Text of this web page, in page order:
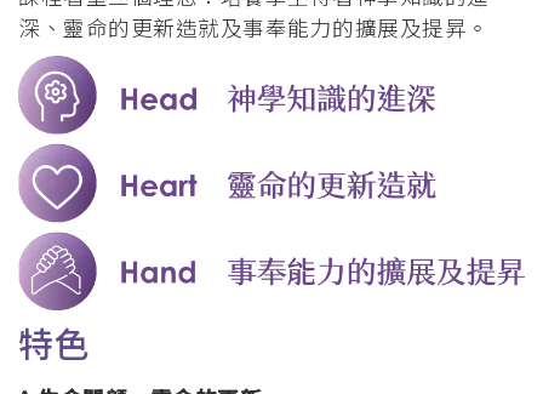
深、靈命的更新造就及事奉能力的擴展及提昇。
特色